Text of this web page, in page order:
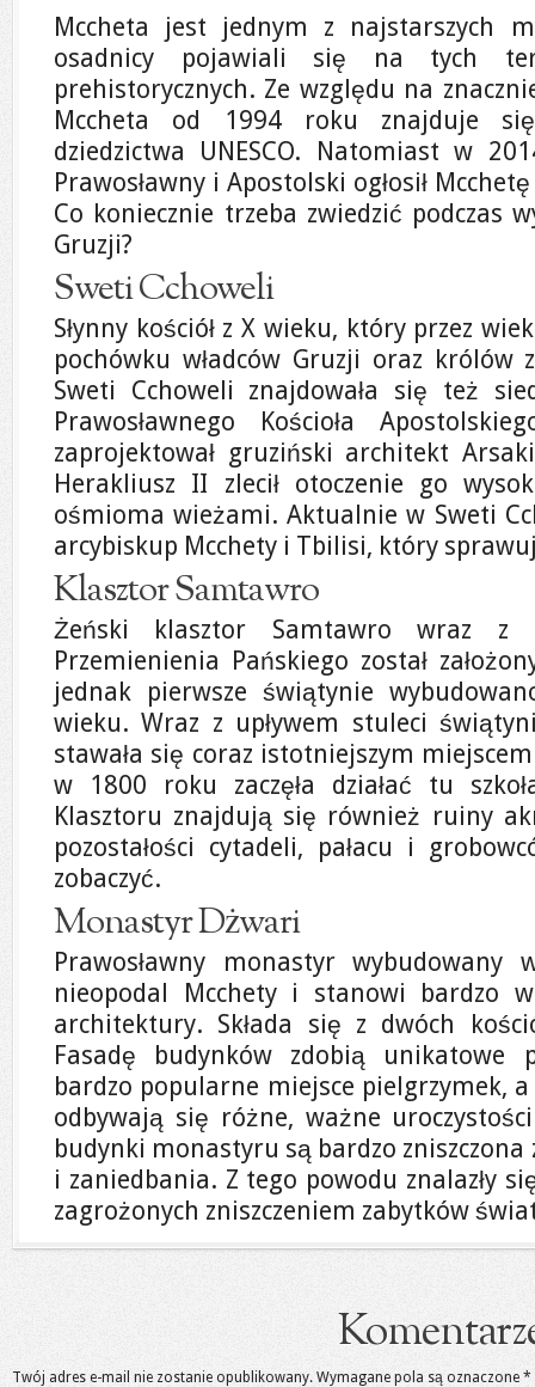
Mccheta jest jednym z najstarszych
osadnicy pojawiali się na tych
prehistorycznych. Ze względu na
Mccheta od 1994 roku znajduje
dziedzictwa UNESCO. Natomiast w
Prawosławny i Apostolski ogłosił
Co koniecznie trzeba zwiedzić podczas
Gruzji?
Sweti Cchoweli
Słynny kościół z X wieku, który przez
pochówku władców Gruzji oraz królów
Sweti Cchoweli znajdowała się też
Prawosławnego Kościoła
zaprojektował gruziński architekt
Herakliusz II zlecił otoczenie go
ośmioma wieżami. Aktualnie w Sweti
arcybiskup Mcchety i Tbilisi, który
Klasztor Samtawro
Żeński klasztor Samtawro wraz
Przemienienia Pańskiego został
jednak pierwsze świątynie
wieku. Wraz z upływem stuleci
stawała się coraz istotniejszym
w 1800 roku zaczęła działać tu
Klasztoru znajdują się również ruiny
pozostałości cytadeli, pałacu i
zobaczyć.
Monastyr Dżwari
Prawosławny monastyr
nieopodal Mcchety i stanowi bardzo
architektury. Składa się z dwóch
Fasadę budynków zdobią unikatowe
bardzo popularne miejsce pielgrzymek,
odbywają się różne, ważne
budynki monastyru są bardzo
i zaniedbania. Z tego powodu znalazły
zagrożonych zniszczeniem zabytków
Twój adres e-mail nie zostanie opublikowany. Wymagane pola są oznaczone *